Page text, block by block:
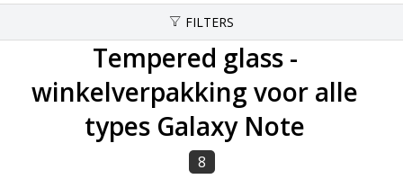
FILTERS
Tempered glass -
winkelverpakking voor alle
types Galaxy Note
8